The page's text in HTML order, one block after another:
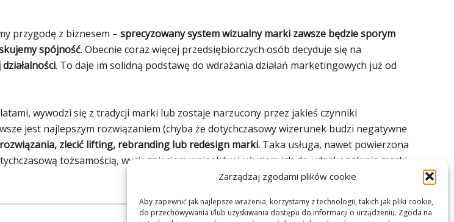
Zarządzaj zgodami plików cookie
Aby zapewnić jak najlepsze wrażenia, korzystamy z technologii, takich jak pliki cookie,
do przechowywania i/lub uzyskiwania dostępu do informacji o urządzeniu. Zgoda na
przygodę z biznesem – sprecyzowany system wizualny marki zawsze będzie sporym
spójność. Obecnie coraz więcej przedsiębiorczych osób decyduje się na
. To daje im solidną podstawę do wdrażania działań marketingowych już od
wywodzi się z tradycji marki lub zostaje narzucony przez jakieś czynniki
jest najlepszym rozwiązaniem (chyba że dotychczasowy wizerunek budzi negatywne
zlecić lifting, rebranding lub redesign marki. Taka usługa, nawet powierzona
tożsamością, wyciągnięciem wniosków i użyciem ich do udoskonalenia marki